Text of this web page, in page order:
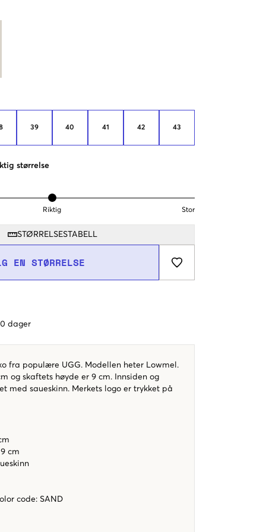
39 40 41 42 43
størrelse
Riktig Stor
STØRRELSESTABELL
EN STØRRELSE
dager
fra populære UGG. Modellen heter Lowmel.
og skaftets høyde er 9 cm. Innsiden og
med saueskinn. Merkets logo er trykket på
cm
code: SAND